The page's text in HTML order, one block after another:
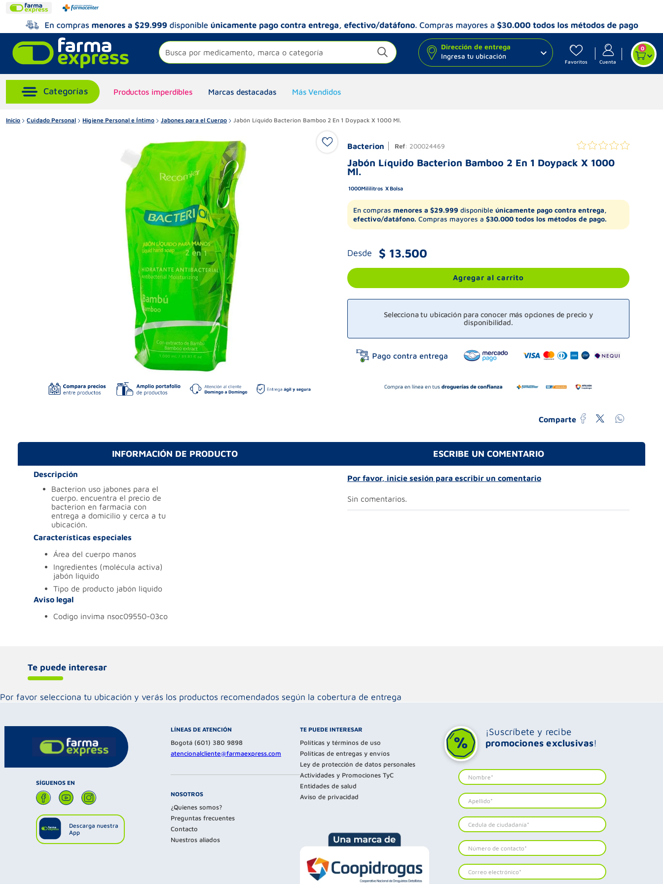
Busca por medicamento, marca o categoría
Dirección de entrega
Ingresa tu ubicación
Favoritos Cuenta
0
Productos imperdibles Marcas destacadas Más Vendidos
Inicio Cuidado Personal Higiene Personal e Íntimo Jabones para el Cuerpo Jabón Líquido Bacterion Bamboo 2 En 1 Doypack X 1000 Ml.
Bacterion Ref: 200024469
Jabón Líquido Bacterion Bamboo 2 En 1 Doypack X 1000
Ml.
1000Mililitros Bolsa
En compras menores a $29.999 disponible únicamente pago contra entrega,
efectivo/datáfono. Compras mayores a $30.000 todos los métodos de pago.
Desde $ 13.500
Agregar al carrito
Selecciona tu ubicación para conocer más opciones de precio y
disponibilidad.
Comparte
INFORMACIÓN DE PRODUCTO
Descripción
bacterion uso jabones para el
cuerpo. encuentra el precio de
bacterion en farmacia con
entrega a domicilio y cerca a tu
ubicación.
Características especiales
área del cuerpo manos
ingredientes (molécula activa)
jabón liquido
tipo de producto jabón liquido
Aviso legal
codigo invima nsoc09550-03co
ESCRIBE UN COMENTARIO
Por favor, inicie sesión para escribir un comentario
Sin comentarios.
Te puede interesar
Por favor selecciona tu ubicación y verás los productos recomendados según la cobertura de entrega
SÍGUENOS EN
Descarga nuestra
App
LÍNEAS DE ATENCIÓN
Bogotá (601) 380 9898
atencionalcliente@farmaexpress.com
NOSOTROS
¿Quienes somos?
Preguntas frecuentes
Contacto
Nuestros aliados
TE PUEDE INTERESAR
Políticas y términos de uso
Políticas de entregas y envíos
Ley de protección de datos personales
Actividades y Promociones TyC
Entidades de salud
Aviso de privacidad
¡Suscríbete y recibe
promociones exclusivas!